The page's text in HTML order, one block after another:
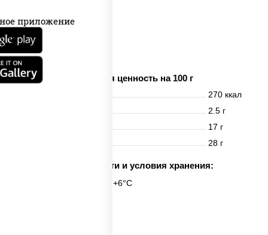
приложение
картофель фри
Пищевая ценность на 100 г
270 ккал
2.5 г
17 г
28 г
Срок годности и условия хранения:
6 часов при t° от +2°C до +6°C